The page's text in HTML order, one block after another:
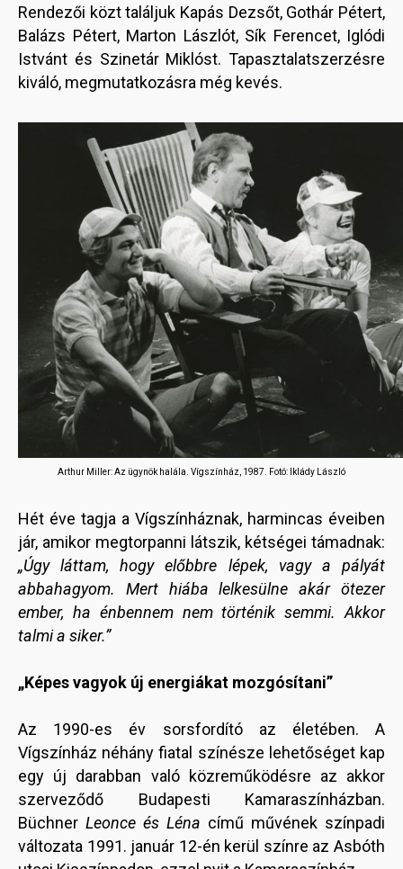
Rendezői közt találjuk Kapás Dezsőt, Gothár Pétert,
Balázs Pétert, Marton Lászlót, Sík Ferencet, Iglódi
Istvánt és Szinetár Miklóst. Tapasztalatszerzésre
kiváló, megmutatkozásra még kevés.
Arthur Miller: Az ügynök halála. Vígszínház, 1987. Fotó: Iklády László
Hét éve tagja a Vígszínháznak, harmincas éveiben
jár, amikor megtorpanni látszik, kétségei támadnak:
„Úgy láttam, hogy előbbre lépek, vagy a pályát
abbahagyom. Mert hiába lelkesülne akár ötezer
ember, ha énbennem nem történik semmi. Akkor
talmi a siker.”
„Képes vagyok új energiákat mozgósítani”
Az 1990-es év sorsfordító az életében. A
Vígszínház néhány fiatal színésze lehetőséget kap
egy új darabban való közreműködésre az akkor
szerveződő Budapesti Kamaraszínházban.
Büchner Leonce és Léna című művének színpadi
változata 1991. január 12-én kerül színre az Asbóth